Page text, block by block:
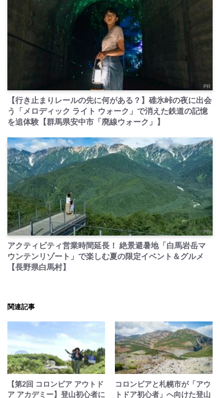
PR
【行き止まりレールの先に何がある？】碓氷峠の夜に出会
う「メロディック ライト ウォーク」で消えた鉄道の記憶
を追体験【群馬県安中市「廃線ウォーク」】
PR
アクティビティ営業時間延長！ 絶景避暑地「白馬岩岳マ
ウンテンリゾート」で楽しむ夏の限定イベント＆グルメ
【長野県白馬村】
関連記事
【第2回 コロンビア アウトド
ア アカデミー】登山初心者に
コロンビアと札幌市が「アウ
トドア初心者」へ向けた登山